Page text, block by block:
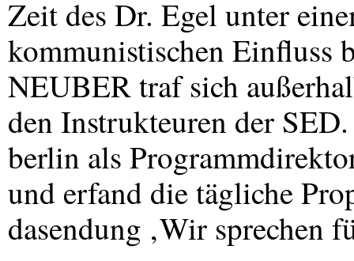
Zeit des Dr. Egel unter
kommunistischen Einfluss
NEUBERtraf sich
den Instrukteuren der SED
berlin als
und erfand die tägliche
dasendung ‚Wir sprechen